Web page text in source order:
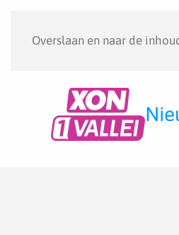
Overslaan en naar de